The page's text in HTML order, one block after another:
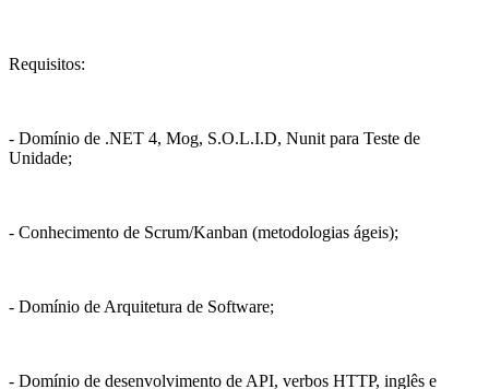
Requisitos:
- Domínio de .NET 4, Mog, S.O.L.I.D, Nunit para Teste de
Unidade;
- Conhecimento de Scrum/Kanban (metodologias ágeis);
- Domínio de Arquitetura de Software;
- Domínio de desenvolvimento de API, verbos HTTP, inglês e